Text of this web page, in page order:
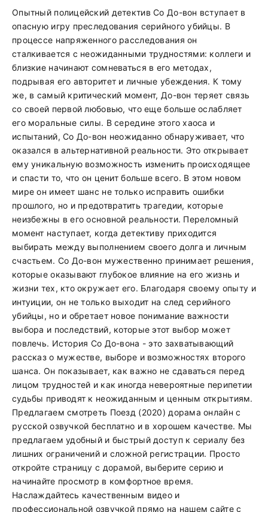
Опытный полицейский детектив Со До-вон вступает в
опасную игру преследования серийного убийцы. В
процессе напряженного расследования он
сталкивается с неожиданными трудностями: коллеги и
близкие начинают сомневаться в его методах,
подрывая его авторитет и личные убеждения. К тому
же, в самый критический момент, До-вон теряет связь
со своей первой любовью, что еще больше ослабляет
его моральные силы. В середине этого хаоса и
испытаний, Со До-вон неожиданно обнаруживает, что
оказался в альтернативной реальности. Это открывает
ему уникальную возможность изменить происходящее
и спасти то, что он ценит больше всего. В этом новом
мире он имеет шанс не только исправить ошибки
прошлого, но и предотвратить трагедии, которые
неизбежны в его основной реальности. Переломный
момент наступает, когда детективу приходится
выбирать между выполнением своего долга и личным
счастьем. Со До-вон мужественно принимает решения,
которые оказывают глубокое влияние на его жизнь и
жизни тех, кто окружает его. Благодаря своему опыту и
интуиции, он не только выходит на след серийного
убийцы, но и обретает новое понимание важности
выбора и последствий, которые этот выбор может
повлечь. История Со До-вона - это захватывающий
рассказ о мужестве, выборе и возможностях второго
шанса. Он показывает, как важно не сдаваться перед
лицом трудностей и как иногда невероятные перипетии
судьбы приводят к неожиданным и ценным открытиям.
Предлагаем смотреть Поезд (2020) дорама онлайн с
русской озвучкой бесплатно и в хорошем качестве. Мы
предлагаем удобный и быстрый доступ к сериалу без
лишних ограничений и сложной регистрации. Просто
откройте страницу с дорамой, выберите серию и
начинайте просмотр в комфортное время.
Наслаждайтесь качественным видео и
профессиональной озвучкой прямо на нашем сайте с